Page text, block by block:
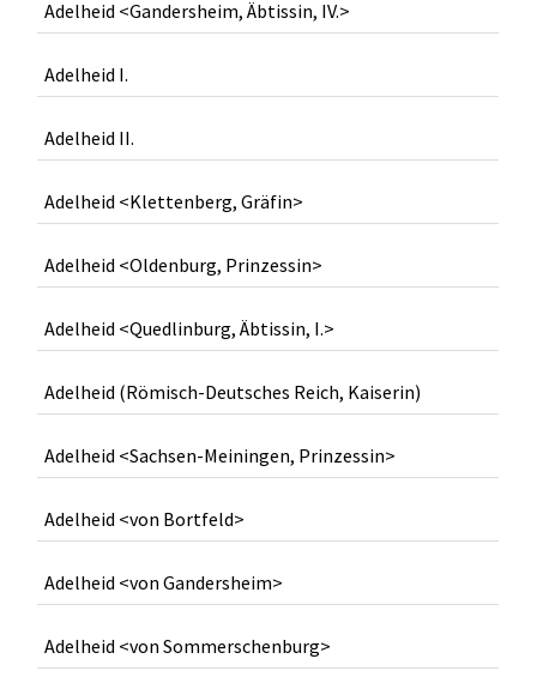
Adelheid <Gandersheim, Äbtissin, IV.>
Adelheid I.
Adelheid II.
Adelheid <Klettenberg, Gräfin>
Adelheid <Oldenburg, Prinzessin>
Adelheid <Quedlinburg, Äbtissin, I.>
Adelheid (Römisch-Deutsches Reich, Kaiserin)
Adelheid <Sachsen-Meiningen, Prinzessin>
Adelheid <von Bortfeld>
Adelheid <von Gandersheim>
Adelheid <von Sommerschenburg>